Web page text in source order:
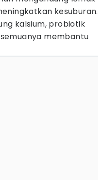
kesuburan.
kalsium, probiotik
membantu